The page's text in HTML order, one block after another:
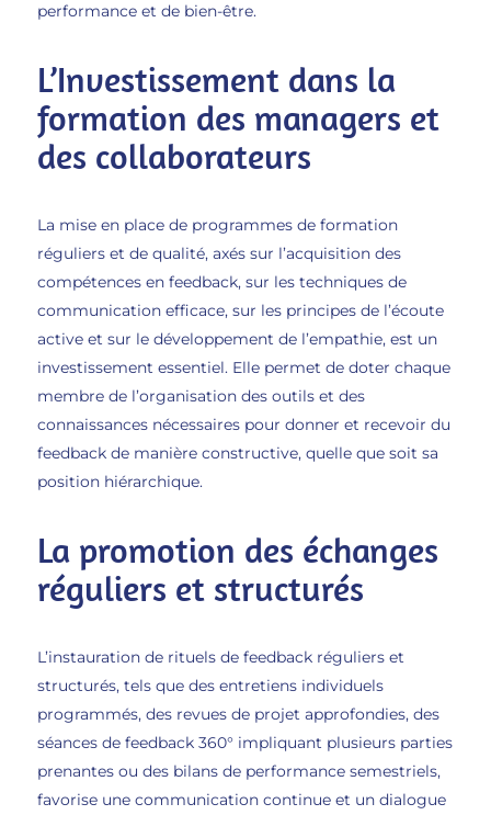
performance et de bien-être.
L’Investissement dans la
formation des managers et
des collaborateurs
La mise en place de programmes de formation
réguliers et de qualité, axés sur l’acquisition des
compétences en feedback, sur les techniques de
communication efficace, sur les principes de l’écoute
active et sur le développement de l’empathie, est un
investissement essentiel. Elle permet de doter chaque
membre de l’organisation des outils et des
connaissances nécessaires pour donner et recevoir du
feedback de manière constructive, quelle que soit sa
position hiérarchique.
La promotion des échanges
réguliers et structurés
L’instauration de rituels de feedback réguliers et
structurés, tels que des entretiens individuels
programmés, des revues de projet approfondies, des
séances de feedback 360° impliquant plusieurs parties
prenantes ou des bilans de performance semestriels,
favorise une communication continue et un dialogue